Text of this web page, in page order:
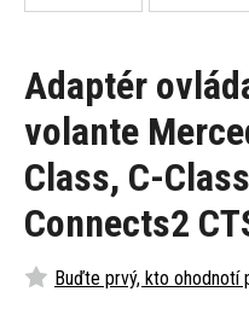
Adaptér
volante
Class, C-
Connects2
Buďte prvý, kto ohodnotí